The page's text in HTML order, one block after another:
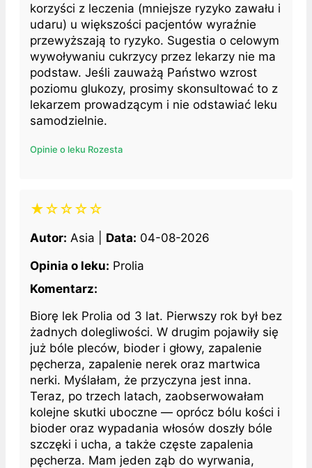
korzyści z leczenia (mniejsze ryzyko zawału i
udaru) u większości pacjentów wyraźnie
przewyższają to ryzyko. Sugestia o celowym
wywoływaniu cukrzycy przez lekarzy nie ma
podstaw. Jeśli zauważą Państwo wzrost
poziomu glukozy, prosimy skonsultować to z
lekarzem prowadzącym i nie odstawiać leku
samodzielnie.
Opinie o leku Rozesta
★☆☆☆☆
Autor: Asia | Data: 04-08-2026
Opinia o leku: Prolia
Komentarz:
Biorę lek Prolia od 3 lat. Pierwszy rok był bez
żadnych dolegliwości. W drugim pojawiły się
już bóle pleców, bioder i głowy, zapalenie
pęcherza, zapalenie nerek oraz martwica
nerki. Myślałam, że przyczyna jest inna.
Teraz, po trzech latach, zaobserwowałam
kolejne skutki uboczne — oprócz bólu kości i
bioder oraz wypadania włosów doszły bóle
szczęki i ucha, a także częste zapalenia
pęcherza. Mam jeden ząb do wyrwania,